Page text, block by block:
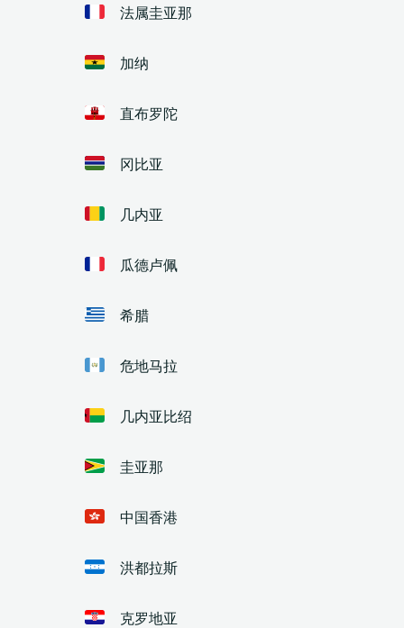
法属圭亚那
加纳
直布罗陀
冈比亚
几内亚
瓜德卢佩
希腊
危地马拉
几内亚比绍
圭亚那
中国香港
洪都拉斯
克罗地亚